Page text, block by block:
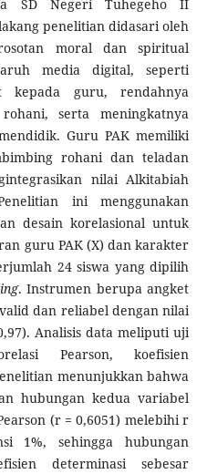
SD Negeri Tuhegeho II
penelitian didasari oleh
moral dan spiritual
media digital, seperti
kepada guru, rendahnya
serta meningkatnya
Guru PAK memiliki
rohani dan teladan
nilai Alkitabiah
ini menggunakan
desain korelasional untuk
guru PAK (X) dan karakter
24 siswa yang dipilih
. Instrumen berupa angket
dan reliabel dengan nilai
Analisis data meliputi uji
Pearson, koefisien
menunjukkan bahwa
hubungan kedua variabel
(r = 0,6051) melebihi r
1%, sehingga hubungan
determinasi sebesar